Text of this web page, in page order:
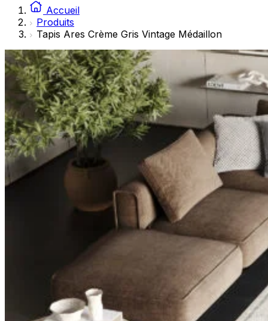
Accueil
Produits
Tapis Ares Crème Gris Vintage Médaillon
Les cookies marketing sont utilisés pour suivre les
engageantes pour l'utilisateur individuel et, par
Les cookies non classés sont des cookies qui sont en